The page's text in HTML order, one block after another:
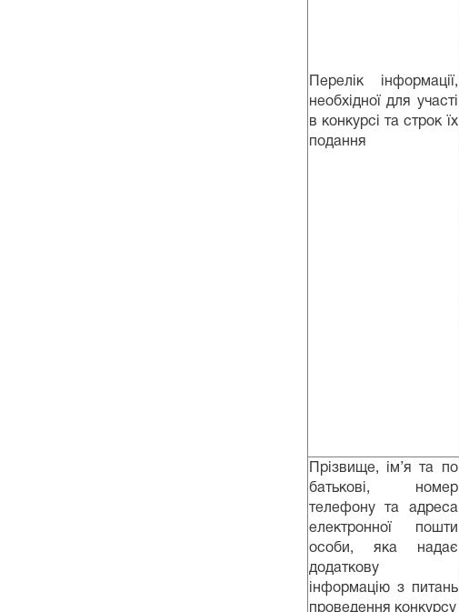
Перелік інформації,
необхідної для участі
в конкурсі та строк їх
подання
Прізвище, ім’я та по
батькові, номер
телефону та адреса
електронної пошти
особи, яка надає
додаткову
інформацію з питань
проведення конкурсу